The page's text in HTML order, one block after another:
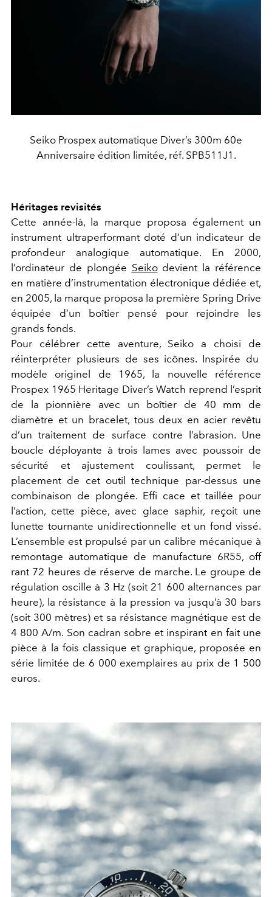
Seiko Prospex automatique Diver’s 300m 60e
Anniversaire édition limitée, réf. SPB511J1.
Héritages revisités
Cette année-là, la marque proposa également un
instrument ultraperformant doté d’un indicateur de
profondeur analogique automatique. En 2000,
l’ordinateur de plongée Seikodevient la référence
en matière d’instrumentation électronique dédiée et,
en 2005, la marque proposa la première Spring Drive
équipée d’un boîtier pensé pour rejoindre les
grands fonds.
Pour célébrer cette aventure, Seiko a choisi de
réinterpréter plusieurs de ses icônes. Inspirée du
modèle originel de 1965, la nouvelle référence
Prospex 1965 Heritage Diver’s Watch reprend l’esprit
de la pionnière avec un boîtier de 40 mm de
diamètre et un bracelet, tous deux en acier revêtu
d’un traitement de surface contre l’abrasion. Une
boucle déployante à trois lames avec poussoir de
sécurité et ajustement coulissant, permet le
placement de cet outil technique par-dessus une
combinaison de plongée. Effi cace et taillée pour
l’action, cette pièce, avec glace saphir, reçoit une
lunette tournante unidirectionnelle et un fond vissé.
L’ensemble est propulsé par un calibre mécanique à
remontage automatique de manufacture 6R55, off
rant 72 heures de réserve de marche. Le groupe de
régulation oscille à 3 Hz (soit 21 600 alternances par
heure), la résistance à la pression va jusqu’à 30 bars
(soit 300 mètres) et sa résistance magnétique est de
4 800 A/m. Son cadran sobre et inspirant en fait une
pièce à la fois classique et graphique, proposée en
série limitée de 6 000 exemplaires au prix de 1 500
euros.